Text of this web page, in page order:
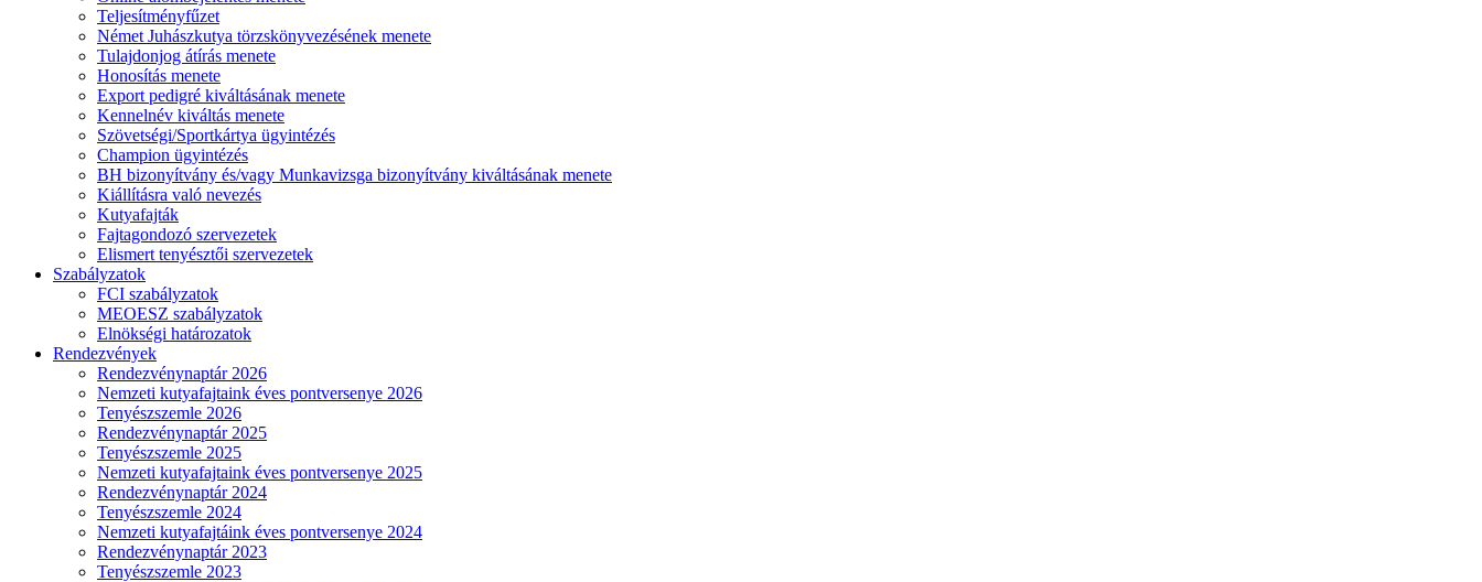
Teljesítményfűzet
Német Juhászkutya törzskönyvezésének menete
Tulajdonjog átírás menete
Honosítás menete
Export pedigré kiváltásának menete
Kennelnév kiváltás menete
Szövetségi/Sportkártya ügyintézés
Champion ügyintézés
BH bizonyítvány és/vagy Munkavizsga bizonyítvány kiváltásának menete
Kiállításra való nevezés
Kutyafajták
Fajtagondozó szervezetek
Elismert tenyésztői szervezetek
Szabályzatok
FCI szabályzatok
MEOESZ szabályzatok
Elnökségi határozatok
Rendezvények
Rendezvénynaptár 2026
Nemzeti kutyafajtaink éves pontversenye 2026
Tenyészszemle 2026
Rendezvénynaptár 2025
Tenyészszemle 2025
Nemzeti kutyafajtaink éves pontversenye 2025
Rendezvénynaptár 2024
Tenyészszemle 2024
Nemzeti kutyafajtáink éves pontversenye 2024
Rendezvénynaptár 2023
Tenyészszemle 2023